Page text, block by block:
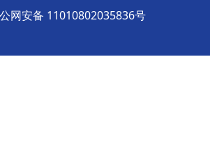
网安备 11010802035836号